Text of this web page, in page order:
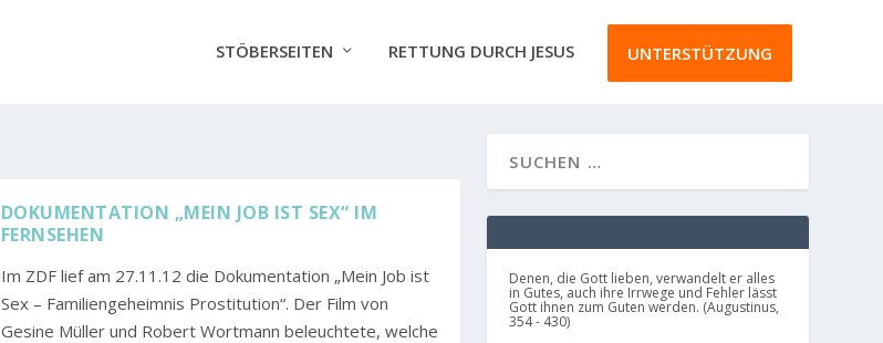
STÖBERSEITEN RETTUNG DURCH JESUS UNTERSTÜTZUNG
DOKUMENTATION „MEIN JOB IST SEX“ IM
FERNSEHEN
Im ZDF lief am 27.11.12 die Dokumentation „Mein Job ist
Sex – Familiengeheimnis Prostitution“. Der Film von
Gesine Müller und Robert Wortmann beleuchtete, welche
Denen, die Gott lieben, verwandelt er alles
in Gutes, auch ihre Irrwege und Fehler lässt
Gott ihnen zum Guten werden. (Augustinus,
354 - 430)